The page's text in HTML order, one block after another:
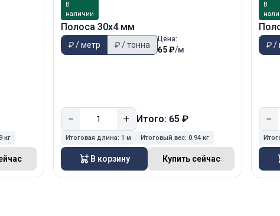
кг
В
наличии
Полоса 30х4 мм
₽ / метр ₽ / тонна
Цена:
65 ₽/м
− + Итого: 65 ₽
Итоговая длина: 1 м Итоговый вес: 0.94 кг
В корзину Купить сейчас
В
₽ /
−